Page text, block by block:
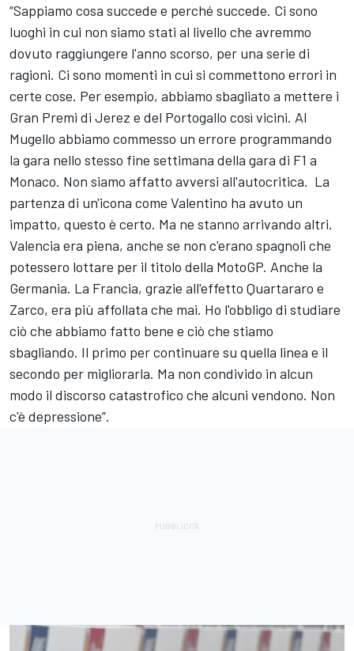
“Sappiamo cosa succede e perché succede. Ci sono
luoghi in cui non siamo stati al livello che avremmo
dovuto raggiungere l'anno scorso, per una serie di
ragioni. Ci sono momenti in cui si commettono errori in
certe cose. Per esempio, abbiamo sbagliato a mettere i
Gran Premi di Jerez e del Portogallo così vicini. Al
Mugello abbiamo commesso un errore programmando
la gara nello stesso fine settimana della gara di F1 a
Monaco. Non siamo affatto avversi all'autocritica. La
partenza di un'icona come Valentino ha avuto un
impatto, questo è certo. Ma ne stanno arrivando altri.
Valencia era piena, anche se non c'erano spagnoli che
potessero lottare per il titolo della MotoGP. Anche la
Germania. La Francia, grazie all'effetto Quartararo e
Zarco, era più affollata che mai. Ho l'obbligo di studiare
ciò che abbiamo fatto bene e ciò che stiamo
sbagliando. Il primo per continuare su quella linea e il
secondo per migliorarla. Ma non condivido in alcun
modo il discorso catastrofico che alcuni vendono. Non
c'è depressione”.